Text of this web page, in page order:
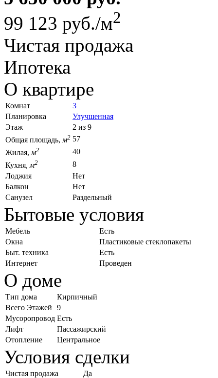
99 123 руб./м2
Чистая продажа
Ипотека
О квартире
Комнат
3
Планировка
Улучшенная
Этаж
2 из 9
Общая площадь, м2 57
Жилая, м2
40
Кухня, м2
8
Лоджия
Нет
Балкон
Нет
Санузел
Раздельный
Бытовые условия
Мебель
Есть
Окна
Пластиковые стеклопакеты
Быт. техника
Есть
Интернет
Проведен
О доме
Тип дома
Кирпичный
Всего Этажей
9
Мусоропровод Есть
Лифт
Пассажирский
Отопление
Центральное
Условия сделки
Чистая продажа
Да